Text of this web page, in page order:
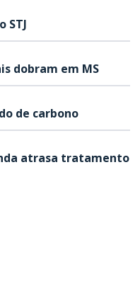
STJ
dobram em MS
de carbono
atrasa tratamento